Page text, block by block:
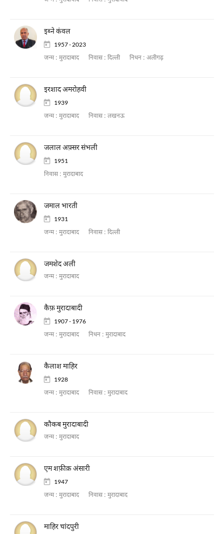
इब्ने कंवल
1957 - 2023
जन्म : मुरादाबाद निवास : दिल्ली निधन : अलीगढ़
इरशाद अमरोहवी
1939
जन्म : मुरादाबाद निवास : लखनऊ
जलाल अफ़्सर संभली
1951
निवास : मुरादाबाद
जमाल भारती
1931
जन्म : मुरादाबाद निवास : दिल्ली
जमशेद अली
जन्म : मुरादाबाद
कैफ़ मुरादाबादी
1907 - 1976
जन्म : मुरादाबाद निधन : मुरादाबाद
कैलाश माहिर
1928
जन्म : मुरादाबाद निवास : मुरादाबाद
कौकब मुरादाबादी
जन्म : मुरादाबाद
एम शफ़ीक़ अंसारी
1947
जन्म : मुरादाबाद निवास : मुरादाबाद
माहिर चांदपुरी